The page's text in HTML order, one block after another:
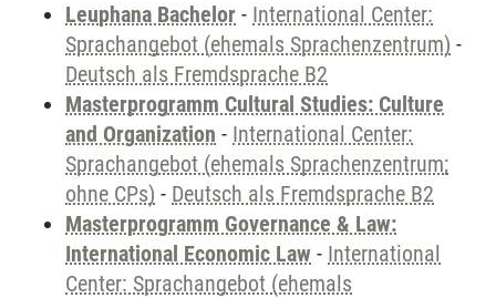
Leuphana Bachelor - International Center:
Sprachangebot (ehemals Sprachenzentrum) -
Deutsch als Fremdsprache B2
Masterprogramm Cultural Studies: Culture
and Organization - International Center:
Sprachangebot (ehemals Sprachenzentrum;
ohne CPs) - Deutsch als Fremdsprache B2
Masterprogramm Governance & Law:
International Economic Law - International
Center: Sprachangebot (ehemals